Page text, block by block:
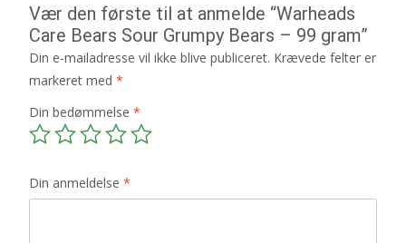
Vær den første til at anmelde “Warheads
Care Bears Sour Grumpy Bears – 99 gram”
Din e-mailadresse vil ikke blive publiceret. Krævede felter er
markeret med *
Din bedømmelse *
Din anmeldelse *